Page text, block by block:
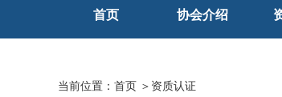
首页 协会介绍
当前位置： 首页 ＞资质认证